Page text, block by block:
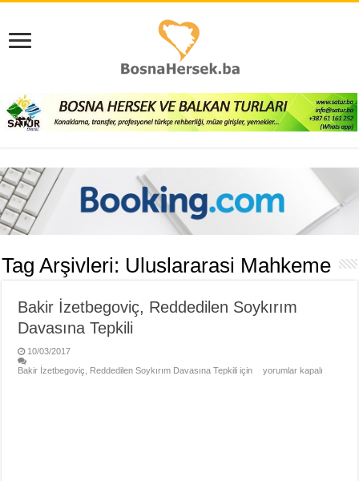
Tag Arşivleri: Uluslararasi Mahkeme
Bakir İzetbegoviç, Reddedilen Soykırım
Davasına Tepkili
10/03/2017
Bakir İzetbegoviç, Reddedilen Soykırım Davasına Tepkili için
yorumlar kapalı